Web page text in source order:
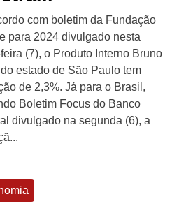
com boletim da Fundação
para 2024 divulgado nesta
(7), o Produto Interno Bruno
estado de São Paulo tem
de 2,3%. Já para o Brasil,
Boletim Focus do Banco
divulgado na segunda (6), a